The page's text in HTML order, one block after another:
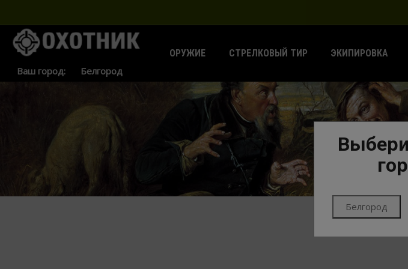
Ваш город:
ОРУЖИЕ СТРЕЛКОВЫЙ ТИР ЭКИПИРОВКА
Белгород
ГЛАВНАЯ